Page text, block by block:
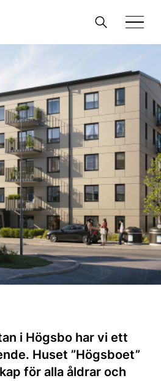
Sök
i Högsbo har vi ett
Huset ”Högsboet”
för alla åldrar och